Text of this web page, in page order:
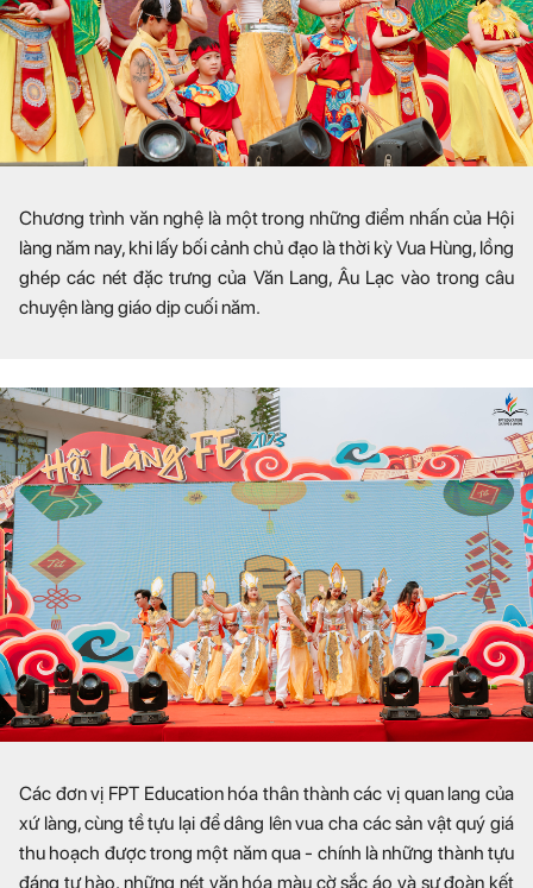
Chương trình văn nghệ là một trong những điểm nhấn của Hội
làng năm nay, khi lấy bối cảnh chủ đạo là thời kỳ Vua Hùng, lồng
ghép các nét đặc trưng của Văn Lang, Âu Lạc vào trong câu
chuyện làng giáo dịp cuối năm.
Các đơn vị FPT Education hóa thân thành các vị quan lang của
xứ làng, cùng tề tựu lại để dâng lên vua cha các sản vật quý giá
thu hoạch được trong một năm qua - chính là những thành tựu
đáng tự hào, những nét văn hóa màu cờ sắc áo và sự đoàn kết